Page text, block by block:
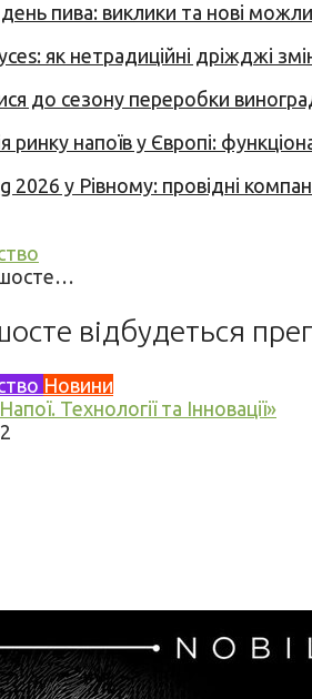
пива: виклики та нові
як нетрадиційні дріжджі
до сезону переробки
ринку напоїв у Європі:
у Рівному: провідні
відбудеться
Новини
Технології та Інновації»